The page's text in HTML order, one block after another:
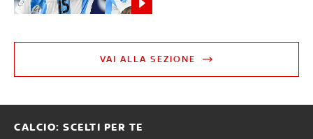
VAI ALLA SEZIONE
CALCIO: SCELTI PER TE